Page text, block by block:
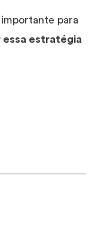
para
essa estratégia